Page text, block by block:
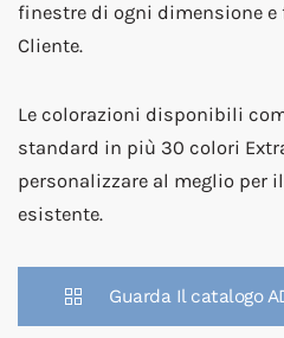
finestre di ogni dimensione
Cliente.
Le colorazioni disponibili
standard in più 30 colori
personalizzare al meglio per
esistente.
Guarda Il catalogo